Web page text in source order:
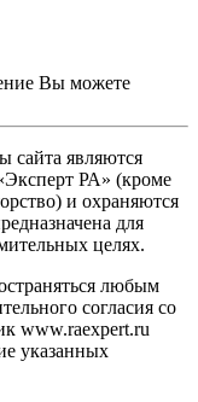
Вы можете
сайта являются
РА» (кроме
и охраняются
для
целях.
любым
согласия со
www.raexpert.ru
указанных